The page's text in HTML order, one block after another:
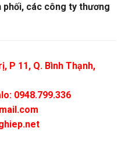
các công ty thương
P 11, Q. Bình Thạnh,
0948.799.336